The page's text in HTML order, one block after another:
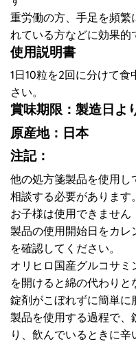
重労働の方、手足を頻繁
れている方などに効果的
使用説明書
1日10粒を2回に分けて
さい。
賞味期限：製造日よ
原産地：日本
注記：
他の処方箋製品を使用し
相談する必要があります。
お子様は使用できません
製品の使用開始日をカレ
を確認してください。
オリヒロ国産グルコサ
を開けると綿の代わりと
錠剤がこぼれずに簡単に
製品を使用する過程で、
り、飲んでいるときに